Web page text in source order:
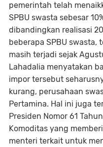
pemerintah telah
SPBU swasta sebesar
dibandingkan realisasi
beberapa SPBU swasta,
masih terjadi sejak
Lahadalia menyatakan
impor tersebut
kurang, perusahaan
Pertamina. Hal ini juga
Presiden Nomor 61
Komoditas yang
menteri terkait untuk